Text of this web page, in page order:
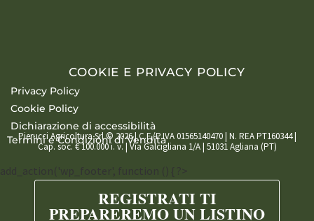
COOKIE E PRIVACY POLICY
Privacy Policy
Cookie Policy
Dichiarazione di accessibilità
Termini e Condizioni di Vendita
Pierucci Agricoltura Srl © 2026 | C.F./P.IVA 01565140470 | N. REA PT160344 |
Cap. soc. € 100.000 i. v. | Via Galcigliana 1/A | 51031 Agliana (PT)
add_action('wp_footer', function () { ?>